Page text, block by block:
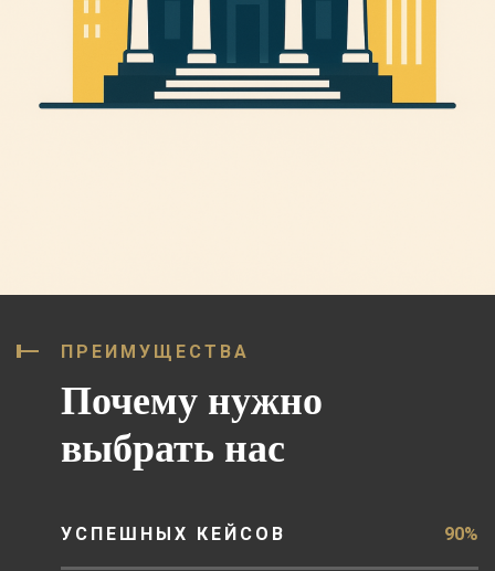
ПРЕИМУЩЕСТВА
Почему нужно
выбрать нас
УСПЕШНЫХ КЕЙСОВ 90%